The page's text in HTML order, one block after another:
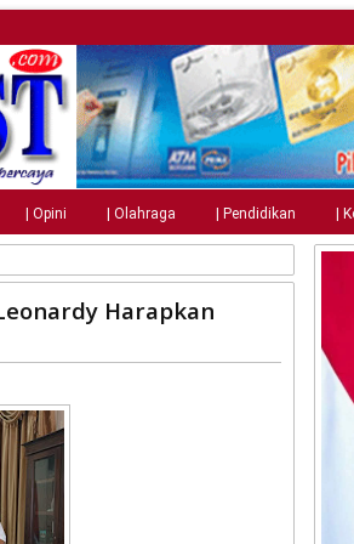
| Opini | Olahraga | Pendidikan |
Harapkan